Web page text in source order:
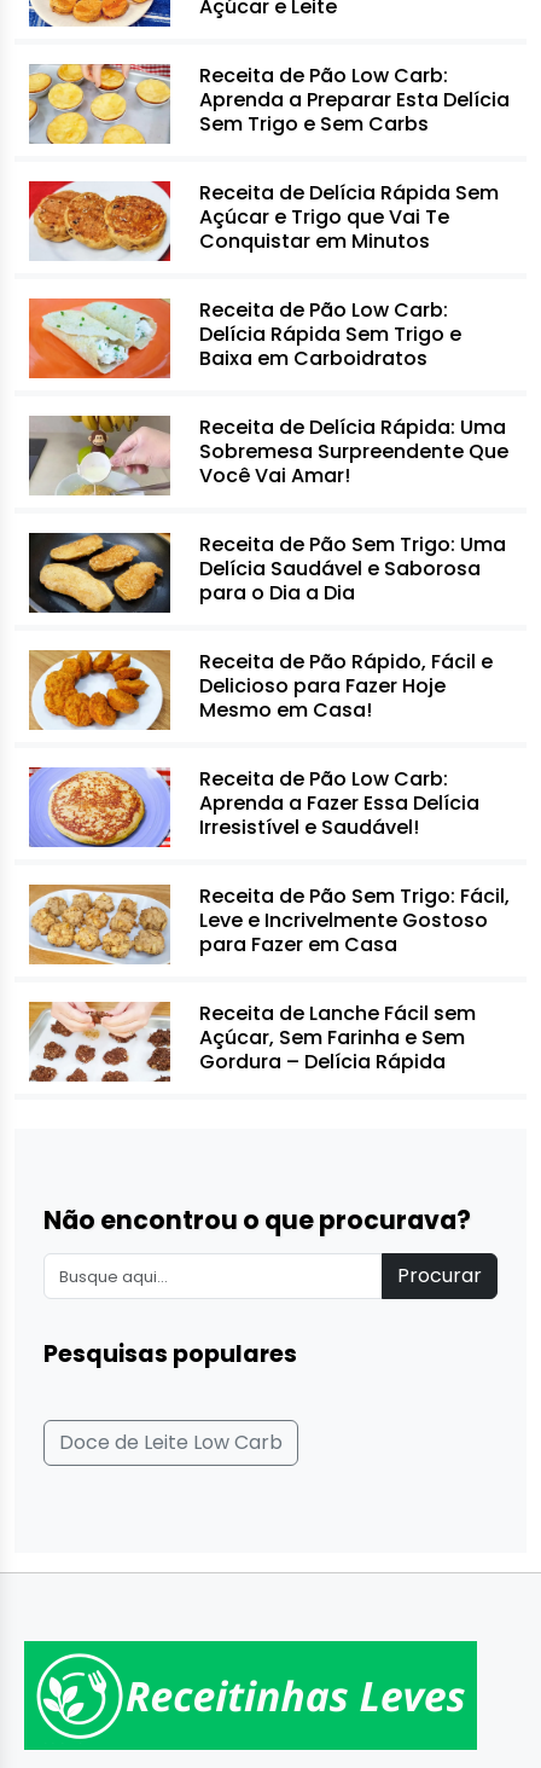
Açúcar e Leite
Receita de Pão Low Carb:
Aprenda a Preparar Esta Delícia
Sem Trigo e Sem Carbs
Receita de Delícia Rápida Sem
Açúcar e Trigo que Vai Te
Conquistar em Minutos
Receita de Pão Low Carb:
Delícia Rápida Sem Trigo e
Baixa em Carboidratos
Receita de Delícia Rápida: Uma
Sobremesa Surpreendente Que
Você Vai Amar!
Receita de Pão Sem Trigo: Uma
Delícia Saudável e Saborosa
para o Dia a Dia
Receita de Pão Rápido, Fácil e
Delicioso para Fazer Hoje
Mesmo em Casa!
Receita de Pão Low Carb:
Aprenda a Fazer Essa Delícia
Irresistível e Saudável!
Receita de Pão Sem Trigo: Fácil,
Leve e Incrivelmente Gostoso
para Fazer em Casa
Receita de Lanche Fácil sem
Açúcar, Sem Farinha e Sem
Gordura – Delícia Rápida
Não encontrou o que procurava?
Procurar
Pesquisas populares
Doce de Leite Low Carb